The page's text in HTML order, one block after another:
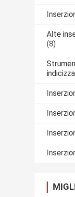
Alte
(8)